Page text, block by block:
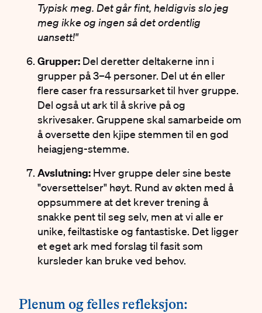
Typisk meg. Det går fint, heldigvis slo jeg
meg ikke og ingen så det ordentlig
uansett!"
Grupper: Del deretter deltakerne inn i
grupper på 3–4 personer. Del ut én eller
flere caser fra ressursarket til hver gruppe.
Del også ut ark til å skrive på og
skrivesaker. Gruppene skal samarbeide om
å oversette den kjipe stemmen til en god
heiagjeng-stemme.
Avslutning: Hver gruppe deler sine beste
"oversettelser" høyt. Rund av økten med å
oppsummere at det krever trening å
snakke pent til seg selv, men at vi alle er
unike, feiltastiske og fantastiske. Det ligger
et eget ark med forslag til fasit som
kursleder kan bruke ved behov.
#
Plenum og felles refleksjon: